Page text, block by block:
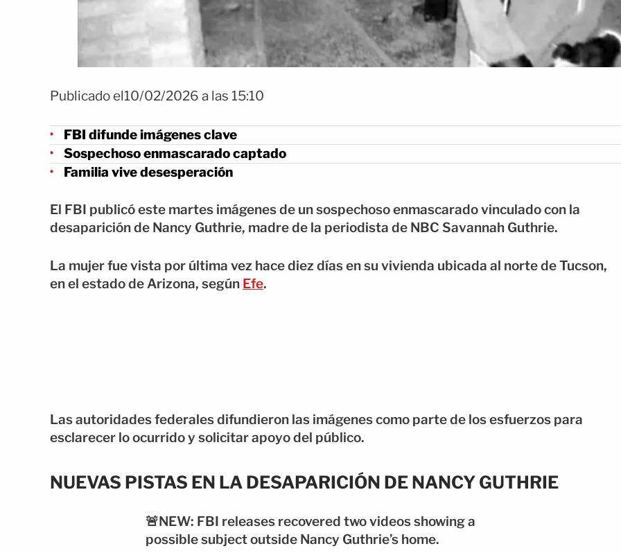
Publicado el10/02/2026 a las 15:10
FBI difunde imágenes clave
Sospechoso enmascarado captado
Familia vive desesperación
El FBI publicó este martes imágenes de un sospechoso enmascarado vinculado con la
desaparición de Nancy Guthrie, madre de la periodista de NBC Savannah Guthrie.
La mujer fue vista por última vez hace diez días en su vivienda ubicada al norte de Tucson,
en el estado de Arizona, según Efe.
Las autoridades federales difundieron las imágenes como parte de los esfuerzos para
esclarecer lo ocurrido y solicitar apoyo del público.
NUEVAS PISTAS EN LA DESAPARICIÓN DE NANCY GUTHRIE
🚨NEW: FBI releases recovered two videos showing a
possible subject outside Nancy Guthrie’s home.